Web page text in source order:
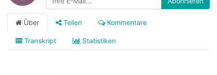
Über Teilen Kommentare
Transkript Statistiken